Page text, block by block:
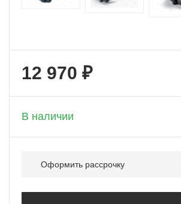
12 970 ₽
В наличии
Оформить рассрочку